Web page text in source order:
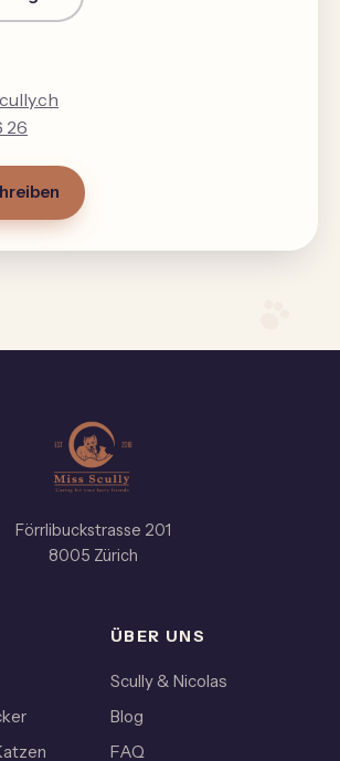
26
Förrlibuckstrasse 201
8005 Zürich
ÜBER UNS
Scully & Nicolas
Blog
FAQ